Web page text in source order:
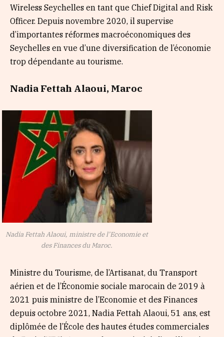
Wireless Seychelles en tant que Chief Digital and Risk
Officer. Depuis novembre 2020, il supervise
d’importantes réformes macroéconomiques des
Seychelles en vue d’une diversification de l’économie
trop dépendante au tourisme.
Nadia Fettah Alaoui, Maroc
Nadia Fettah Alaoui, ministre de l’Economie et
des Finances du Maroc.
Ministre du Tourisme, de l’Artisanat, du Transport
aérien et de l’Économie sociale marocain de 2019 à
2021 puis ministre de l’Economie et des Finances
depuis octobre 2021, Nadia Fettah Alaoui, 51 ans, est
diplômée de l’École des hautes études commerciales